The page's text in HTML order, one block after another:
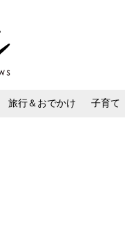
旅行＆おでかけ 子育て